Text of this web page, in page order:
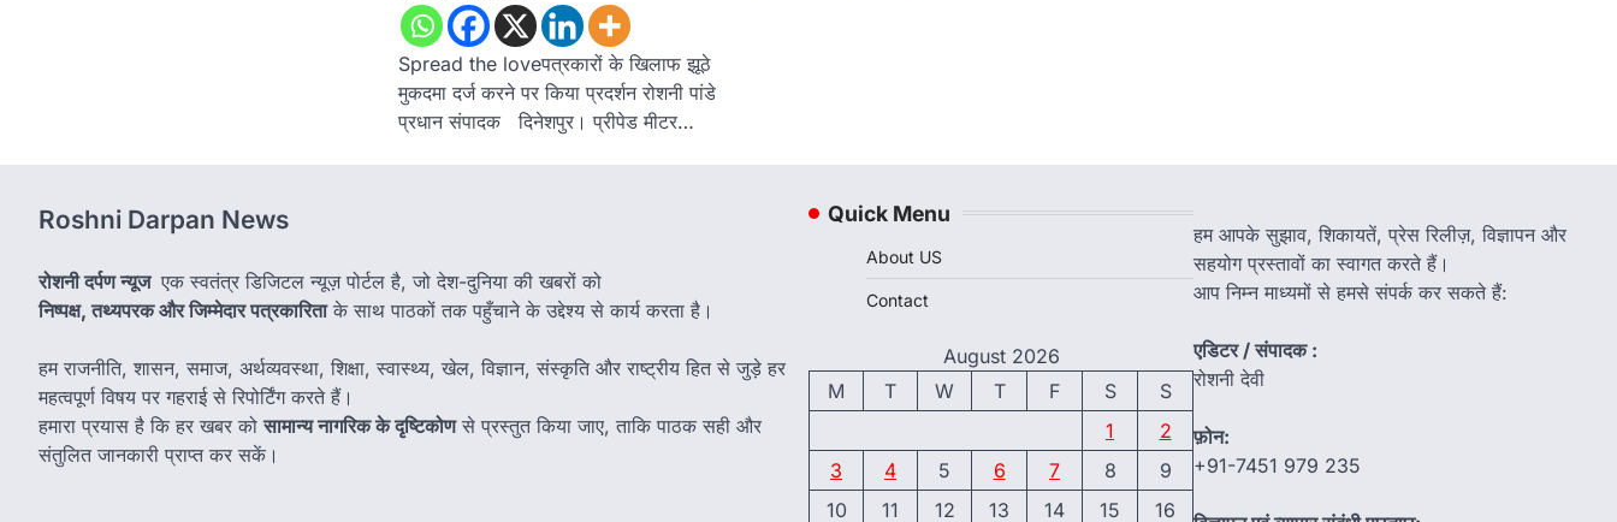
Spread the loveपत्रकारों के खिलाफ झूठे
मुकदमा दर्ज करने पर किया प्रदर्शन रोशनी पांडे
प्रधान संपादक दिनेशपुर। प्रीपेड मीटर…
Roshni Darpan News
रोशनी दर्पण न्यूज एक स्वतंत्र डिजिटल न्यूज़ पोर्टल है, जो देश-दुनिया की खबरों को
निष्पक्ष, तथ्यपरक और जिम्मेदार पत्रकारिताके साथ पाठकों तक पहुँचाने के उद्देश्य से कार्य करता है।
हम राजनीति, शासन, समाज, अर्थव्यवस्था, शिक्षा, स्वास्थ्य, खेल, विज्ञान, संस्कृति और राष्ट्रीय हित से जुड़े हर
महत्वपूर्ण विषय पर गहराई से रिपोर्टिंग करते हैं।
हमारा प्रयास है कि हर खबर कोसामान्य नागरिक के दृष्टिकोणसे प्रस्तुत किया जाए, ताकि पाठक सही और
संतुलित जानकारी प्राप्त कर सकें।
Quick Menu
About US
Contact
August 2026
M
T W T F S
S
1
2
3
4 5 6 7 8
9
10
11 12 13 14 15 16
हम आपके सुझाव, शिकायतें, प्रेस रिलीज़, विज्ञापन और
सहयोग प्रस्तावों का स्वागत करते हैं।
आप निम्न माध्यमों से हमसे संपर्क कर सकते हैं:
एडिटर / संपादक :
रोशनी देवी
फ़ोन:
+91-7451 979 235